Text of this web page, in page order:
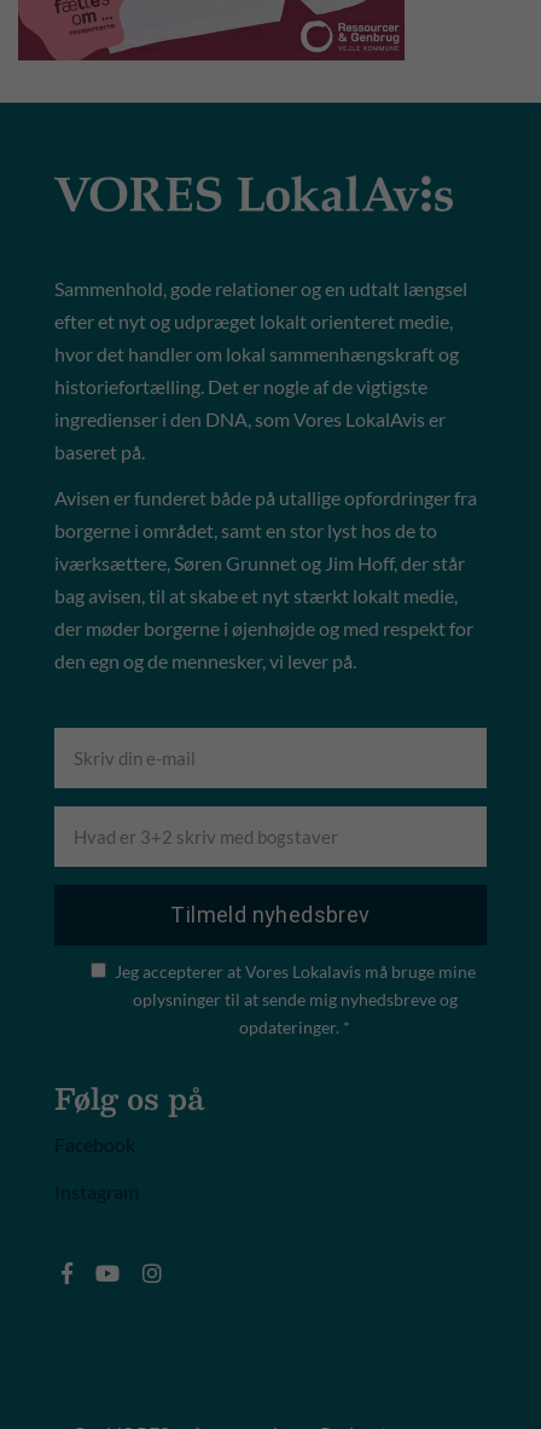
Sammenhold, gode relationer og en udtalt længsel
efter et nyt og udpræget lokalt orienteret medie,
hvor det handler om lokal sammenhængskraft og
historiefortælling. Det er nogle af de vigtigste
ingredienser i den DNA, som Vores LokalAvis er
baseret på.
Avisen er funderet både på utallige opfordringer fra
borgerne i området, samt en stor lyst hos de to
iværksættere, Søren Grunnet og Jim Hoff, der står
bag avisen, til at skabe et nyt stærkt lokalt medie,
der møder borgerne i øjenhøjde og med respekt for
den egn og de mennesker, vi lever på.
Jeg accepterer at Vores Lokalavis må bruge mine
oplysninger til at sende mig nyhedsbreve og
opdateringer. *
Følg os på